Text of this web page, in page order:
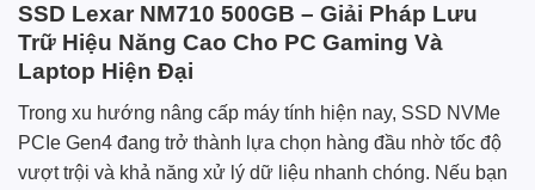
SSD Lexar NM710 500GB – Giải Pháp Lưu
Trữ Hiệu Năng Cao Cho PC Gaming Và
Laptop Hiện Đại
Trong xu hướng nâng cấp máy tính hiện nay, SSD NVMe
PCIe Gen4 đang trở thành lựa chọn hàng đầu nhờ tốc độ
vượt trội và khả năng xử lý dữ liệu nhanh chóng. Nếu bạn